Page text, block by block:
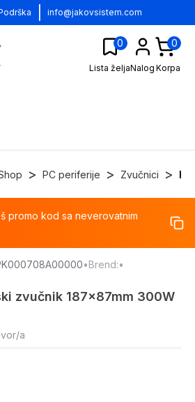
info@jakovsistem.com
0
Lista željaNalog
0
Korpa
> PC periferije > Zvučnici >
%
promo kod sa neverovatnim
•Brend:•
zvučnik 187x87mm 300W
a